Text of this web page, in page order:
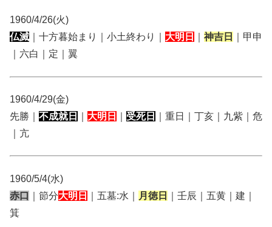
1960/4/26(火)
仏滅 ｜十方暮始まり｜小土終わり｜ 大明日 神吉日
｜甲申
｜六白｜定｜翼
1960/4/29(金)
先勝｜ 不成就日 大明日 受死日
｜重日｜丁亥｜九紫｜危
｜亢
1960/5/4(水)
赤口
｜節分大明日 ｜五墓:水｜ 月徳日
｜壬辰｜五黄｜建｜
箕